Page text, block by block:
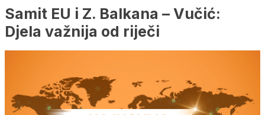
Samit EU i Z. Balkana – Vučić:
Djela važnija od riječi